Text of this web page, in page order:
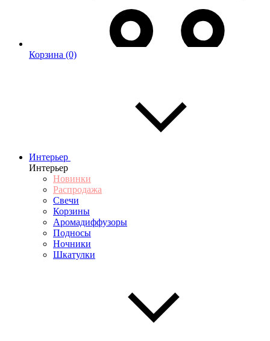
Корзина (0)
Интерьер
Интерьер
Новинки
Распродажа
Свечи
Корзины
Аромадиффузоры
Подносы
Ночники
Шкатулки